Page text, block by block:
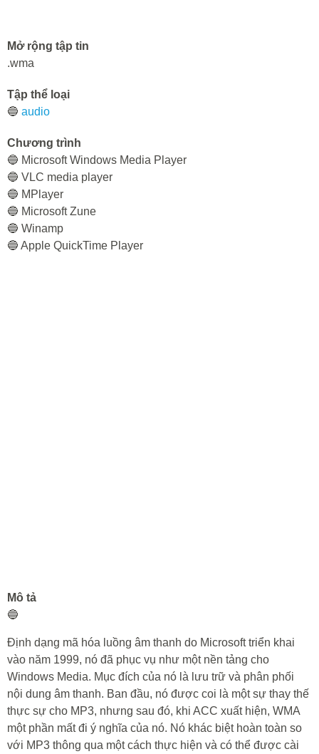
Mở rộng tập tin
.wma
Tập thể loại
🔵 audio
Chương trình
🔵 Microsoft Windows Media Player
🔵 VLC media player
🔵 MPlayer
🔵 Microsoft Zune
🔵 Winamp
🔵 Apple QuickTime Player
Mô tả
🔵
Định dạng mã hóa luồng âm thanh do Microsoft triển khai
vào năm 1999, nó đã phục vụ như một nền tảng cho
Windows Media. Mục đích của nó là lưu trữ và phân phối
nội dung âm thanh. Ban đầu, nó được coi là một sự thay thế
thực sự cho MP3, nhưng sau đó, khi ACC xuất hiện, WMA
một phần mất đi ý nghĩa của nó. Nó khác biệt hoàn toàn so
với MP3 thông qua một cách thực hiện và có thể được cài